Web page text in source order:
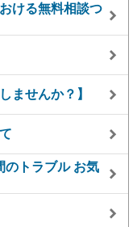
ける無料相談つ
ませんか？】
のトラブル お気